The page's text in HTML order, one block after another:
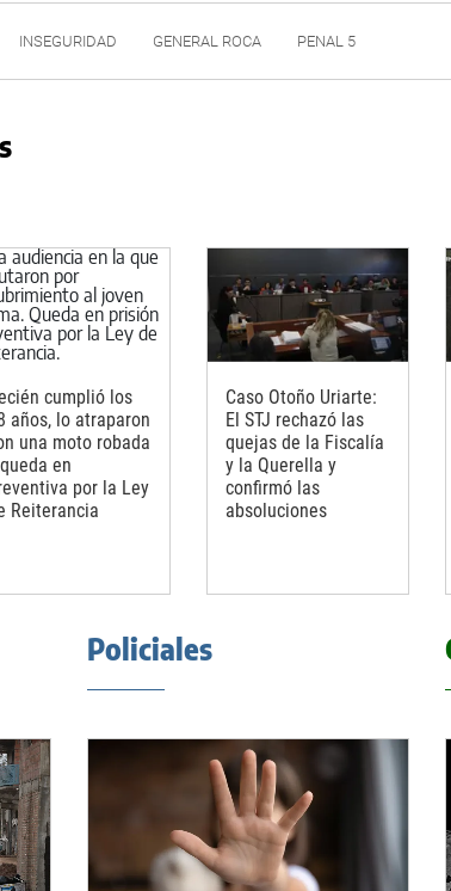
INSEGURIDAD GENERAL ROCA PENAL 5
cumplió los
años, lo atraparon
una moto robada
en
por la Ley
Reiterancia
Caso Otoño Uriarte:
El STJ rechazó las
quejas de la Fiscalía
y la Querella y
confirmó las
absoluciones
Policiales